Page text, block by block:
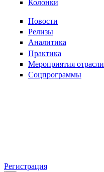
Колонки
Новости
Релизы
Аналитика
Практика
Мероприятия отрасли
Соцпрограммы
Регистрация